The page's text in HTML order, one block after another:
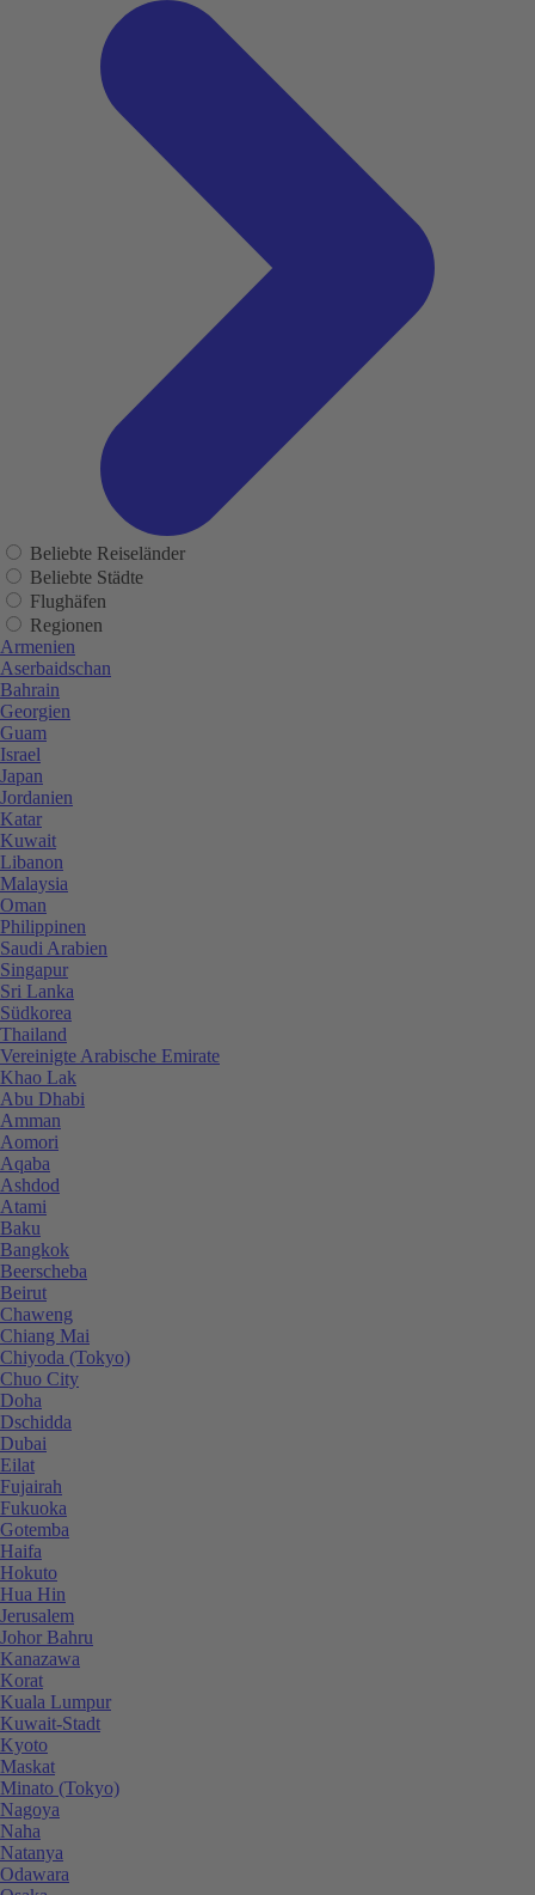
Beliebte Reiseländer
Beliebte Städte
Flughäfen
Regionen
Armenien
Aserbaidschan
Bahrain
Georgien
Guam
Israel
Japan
Jordanien
Katar
Kuwait
Libanon
Malaysia
Oman
Philippinen
Saudi Arabien
Singapur
Sri Lanka
Südkorea
Thailand
Vereinigte Arabische Emirate
Khao Lak
Abu Dhabi
Amman
Aomori
Aqaba
Ashdod
Atami
Baku
Bangkok
Beerscheba
Beirut
Chaweng
Chiang Mai
Chiyoda (Tokyo)
Chuo City
Doha
Dschidda
Dubai
Eilat
Fujairah
Fukuoka
Gotemba
Haifa
Hokuto
Hua Hin
Jerusalem
Johor Bahru
Kanazawa
Korat
Kuala Lumpur
Kuwait-Stadt
Kyoto
Maskat
Minato (Tokyo)
Nagoya
Naha
Natanya
Odawara